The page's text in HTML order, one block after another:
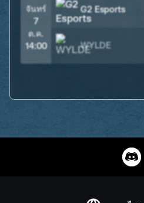
จันทร์
7
ต.ค.
14:00
G2 Esports
WYLDE